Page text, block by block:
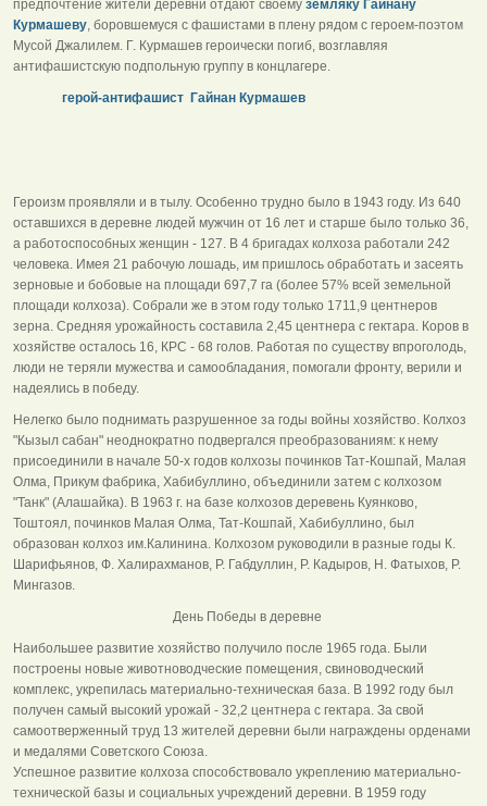
предпочтение жители деревни отдают своему земляку Гайнану
Курмашеву, боровшемуся с фашистами в плену рядом с героем-поэтом
Мусой Джалилем. Г. Курмашев героически погиб, возглавляя
антифашистскую подпольную группу в концлагере.
герой-антифашист Гайнан Курмашев
Героизм проявляли и в тылу. Особенно трудно было в 1943 году. Из 640
оставшихся в деревне людей мужчин от 16 лет и старше было только 36,
а работоспособных женщин - 127. В 4 бригадах колхоза работали 242
человека. Имея 21 рабочую лошадь, им пришлось обработать и засеять
зерновые и бобовые на площади 697,7 га (более 57% всей земельной
площади колхоза). Собрали же в этом году только 1711,9 центнеров
зерна. Средняя урожайность составила 2,45 центнера с гектара. Коров в
хозяйстве осталось 16, КРС - 68 голов. Работая по существу впроголодь,
люди не теряли мужества и самообладания, помогали фронту, верили и
надеялись в победу.
Нелегко было поднимать разрушенное за годы войны хозяйство. Колхоз
"Кызыл сабан" неоднократно подвергался преобразованиям: к нему
присоединили в начале 50-х годов колхозы починков Тат-Кошпай, Малая
Олма, Прикум фабрика, Хабибуллино, объединили затем с колхозом
"Танк" (Алашайка). В 1963 г. на базе колхозов деревень Куянково,
Тоштоял, починков Малая Олма, Тат-Кошпай, Хабибуллино, был
образован колхоз им.Калинина. Колхозом руководили в разные годы К.
Шарифьянов, Ф. Халирахманов, Р. Габдуллин, Р. Кадыров, Н. Фатыхов, Р.
Мингазов.
День Победы в деревне
Наибольшее развитие хозяйство получило после 1965 года. Были
построены новые животноводческие помещения, свиноводческий
комплекс, укрепилась материально-техническая база. В 1992 году был
получен самый высокий урожай - 32,2 центнера с гектара. За свой
самоотверженный труд 13 жителей деревни были награждены орденами
и медалями Советского Союза.
Успешное развитие колхоза способствовало укреплению материально-
технической базы и социальных учреждений деревни. В 1959 году